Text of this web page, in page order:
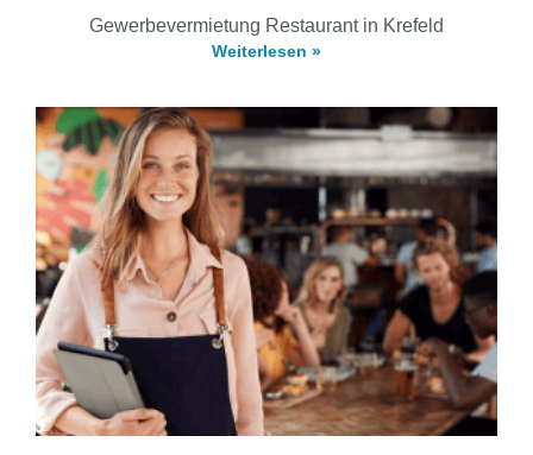
Gewerbevermietung Restaurant in Krefeld
Weiterlesen »